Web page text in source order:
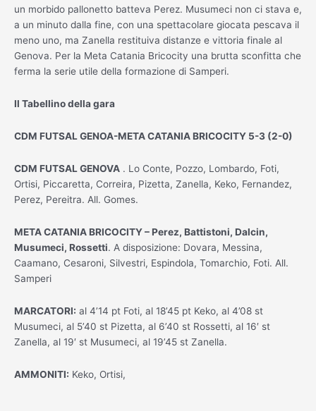
un morbido pallonetto batteva Perez. Musumeci non ci stava e,
a un minuto dalla fine, con una spettacolare giocata pescava il
meno uno, ma Zanella restituiva distanze e vittoria finale al
Genova. Per la Meta Catania Bricocity una brutta sconfitta che
ferma la serie utile della formazione di Samperi.
Il Tabellino della gara
CDM FUTSAL GENOA-META CATANIA BRICOCITY 5-3 (2-0)
CDM FUTSAL GENOVA . Lo Conte, Pozzo, Lombardo, Foti,
Ortisi, Piccaretta, Correira, Pizetta, Zanella, Keko, Fernandez,
Perez, Pereitra. All. Gomes.
META CATANIA BRICOCITY – Perez, Battistoni, Dalcin,
Musumeci, Rossetti. A disposizione: Dovara, Messina,
Caamano, Cesaroni, Silvestri, Espindola, Tomarchio, Foti. All.
Samperi
MARCATORI: al 4’14 pt Foti, al 18’45 pt Keko, al 4’08 st
Musumeci, al 5’40 st Pizetta, al 6’40 st Rossetti, al 16′ st
Zanella, al 19′ st Musumeci, al 19’45 st Zanella.
AMMONITI: Keko, Ortisi,